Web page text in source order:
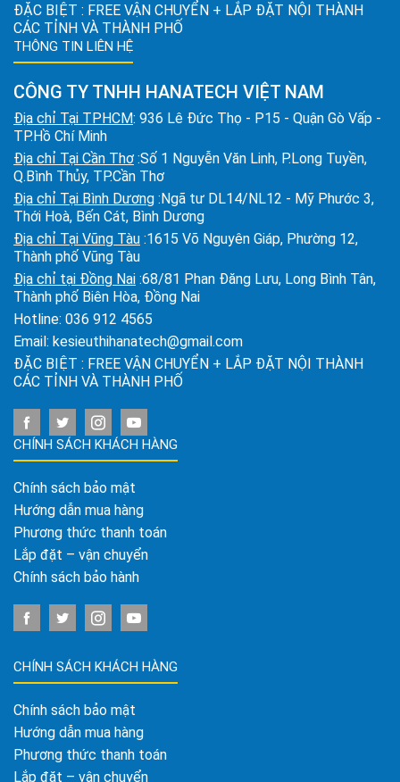
ĐẶC BIỆT : FREE VẬN CHUYỂN + LẮP ĐẶT NỘI THÀNH
CÁC TỈNH VÀ THÀNH PHỐ
THÔNG TIN LIÊN HỆ
CÔNG TY TNHH HANATECH VIỆT NAM
Địa chỉ Tại TPHCM: 936 Lê Đức Thọ - P15 - Quận Gò Vấp -
TP.Hồ Chí Minh
Địa chỉ Tại Cần Thơ :Số 1 Nguyễn Văn Linh, P.Long Tuyền,
Q.Bình Thủy, TP.Cần Thơ
Địa chỉ Tại Bình Dương :Ngã tư DL14/NL12 - Mỹ Phước 3,
Thới Hoà, Bến Cát, Bình Dương
Địa chỉ Tại Vũng Tàu :1615 Võ Nguyên Giáp, Phường 12,
Thành phố Vũng Tàu
Địa chỉ tại Đồng Nai :68/81 Phan Đăng Lưu, Long Bình Tân,
Thành phố Biên Hòa, Đồng Nai
Hotline: 036 912 4565
Email: kesieuthihanatech@gmail.com
ĐẶC BIỆT : FREE VẬN CHUYỂN + LẮP ĐẶT NỘI THÀNH
CÁC TỈNH VÀ THÀNH PHỐ
CHÍNH SÁCH KHÁCH HÀNG
Chính sách bảo mật
Hướng dẫn mua hàng
Phương thức thanh toán
Lắp đặt – vận chuyển
Chính sách bảo hành
CHÍNH SÁCH KHÁCH HÀNG
Chính sách bảo mật
Hướng dẫn mua hàng
Phương thức thanh toán
Lắp đặt – vận chuyển